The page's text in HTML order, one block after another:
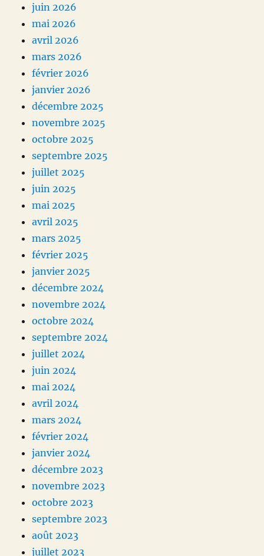
juin 2026
mai 2026
avril 2026
mars 2026
février 2026
janvier 2026
décembre 2025
novembre 2025
octobre 2025
septembre 2025
juillet 2025
juin 2025
mai 2025
avril 2025
mars 2025
février 2025
janvier 2025
décembre 2024
novembre 2024
octobre 2024
septembre 2024
juillet 2024
juin 2024
mai 2024
avril 2024
mars 2024
février 2024
janvier 2024
décembre 2023
novembre 2023
octobre 2023
septembre 2023
août 2023
juillet 2023